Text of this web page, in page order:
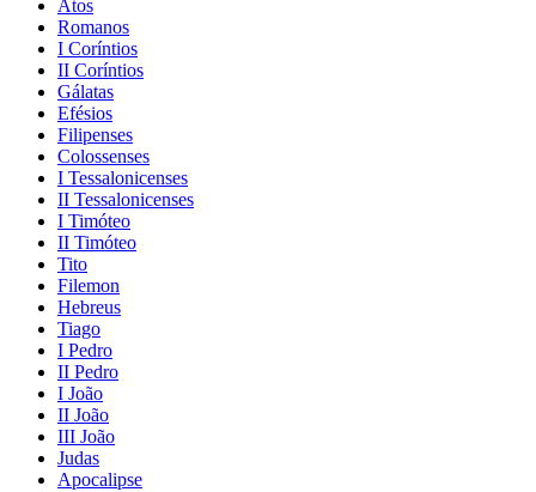
Atos
Romanos
I Coríntios
II Coríntios
Gálatas
Efésios
Filipenses
Colossenses
I Tessalonicenses
II Tessalonicenses
I Timóteo
II Timóteo
Tito
Filemon
Hebreus
Tiago
I Pedro
II Pedro
I João
II João
III João
Judas
Apocalipse